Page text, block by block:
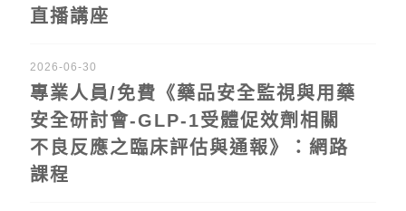
直播講座
2026-06-30
專業人員/免費《藥品安全監視與用藥
安全研討會-GLP-1受體促效劑相關
不良反應之臨床評估與通報》：網路
課程